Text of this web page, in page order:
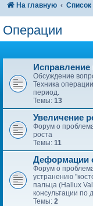
На главную Список
Операции
Обсуждение
Техника
период.
Темы: 13
Увеличение
Форум о
роста
Темы: 11
Деформации
Форум о
устранению
пальца (Hallux
консультации по
Темы: 2